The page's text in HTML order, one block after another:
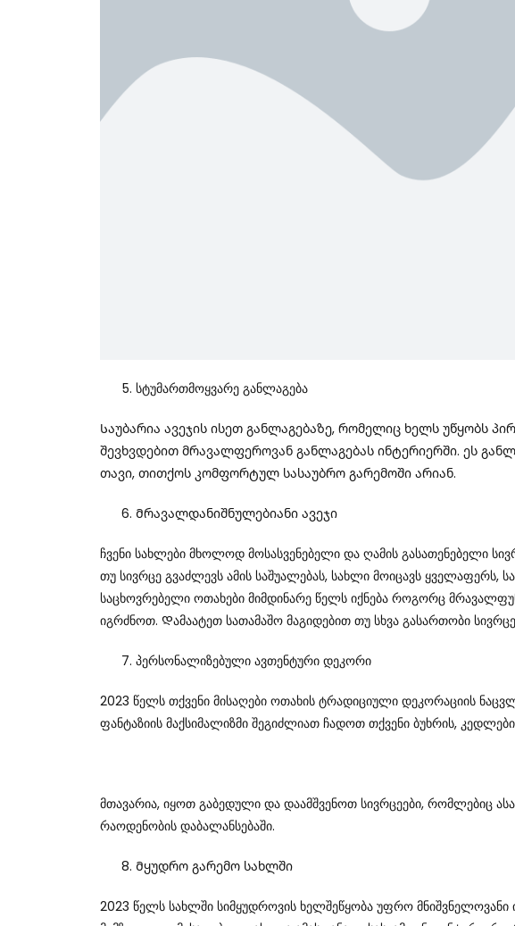
Სტუმართმოყვარე Განლაგება
Საუბარია Ავეჯის Ისეთ Განლაგებაზე, Რომელიც Ხელს Უწყობს
Შევხვდებით Მრავალფეროვან Განლაგებას Ინტერიერში. Ეს
Თავი, Თითქოს Კომფორტულ Სასაუბრო Გარემოში Არიან.
Მრავალდანიშნულებიანი Ავეჯი
Ჩვენი Სახლები Მხოლოდ Მოსასვენებელი Და Ღამის Გასათენებელი
Თუ Სივრცე Გვაძლევს Ამის Საშუალებას, Სახლი Მოიცავს
Საცხოვრებელი Ოთახები Მიმდინარე Წელს Იქნება Როგორც
Იგრძნოთ. Დამაატეთ Სათამაშო Მაგიდებით Თუ Სხვა Გასართობი
Პერსონალიზებული Ავთენტური Დეკორი
2023 Წელს Თქვენი Მისაღები Ოთახის Ტრადიციული Დეკორაციის
Ფანტაზიის Მაქსიმალიზმი Შეგიძლიათ Ჩადოთ Თქვენი Ბუხრის,
Მთავარია, Იყოთ Გაბედული Და Დაამშვენოთ Სივრცეები, Რომლებიც
Რაოდენობის Დაბალანსებაში.
Მყუდრო Გარემო Სახლში
2023 Წელს Სახლში Სიმყუდროვის Ხელშეწყობა Უფრო Მნიშვნელოვანი